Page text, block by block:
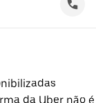
da Uber não é